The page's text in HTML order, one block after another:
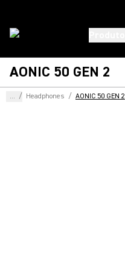
AONIC 50 GEN 2
... / Headphones / AONIC 50 GEN 2